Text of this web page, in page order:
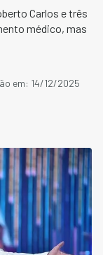
Carlos e três
médico, mas
em: 14/12/2025